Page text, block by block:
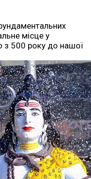
місце у
з 500 року до нашої